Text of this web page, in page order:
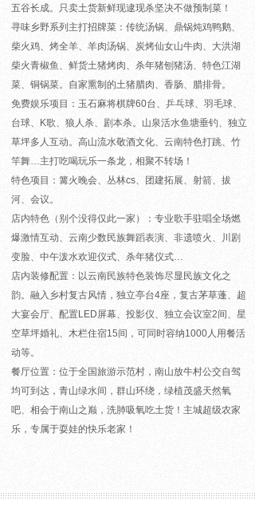
五谷长成。只卖土货新鲜现逮现杀坚决不做预制菜！
寻味乡野系列主打招牌菜： 传统汤锅、鼎锅炖鸡鸭鹅、
柴火鸡、烤全羊、羊肉汤锅、炭烤仙女山牛肉、大洪湖
柴火青椒鱼、鲜货土猪烤肉、杀年猪刨猪汤、特色江湖
菜、铜锅菜。自家熏制的土猪腊肉、香肠、腊排骨。
免费娱乐项目： 玉石麻将棋牌60台、乒乓球、羽毛球、
台球、K歌、狼人杀、剧本杀。山泉活水鱼塘垂钓、独立
草坪多人互动。高山流水敬酒文化、云南特色打跳、竹
竿舞…主打吃喝玩乐一条龙，相聚不转场！
特色项目：篝火晚会、丛林cs、团建拓展、射箭、拔
河、会议。
店内特色（别个没得仅此一家）：专业歌手驻唱全场燃
爆激情互动、云南少数民族舞蹈表演、非遗喷火、川剧
变脸、中午泼水欢迎仪式、杀年猪仪式…
店内装修配置：以云南民族特色装饰尽显民族文化之
韵。融入乡村复古风情，独立亭台4座，复古茅草蓬、超
大宴会厅、配置LED屏幕、投影仪、独立会议室2间、星
空草坪婚礼、木栏住宿15间，可同时容纳1000人用餐活
动等。
餐厅位置：位于全国旅游示范村，南山放牛村公交自驾
均可到达，青山绿水间，群山环绕，绿植茂盛天然氧
吧、相会于南山之巅，洗肺吸氧吃土货！主城超级农家
乐，专属于耍娃的快乐老家！